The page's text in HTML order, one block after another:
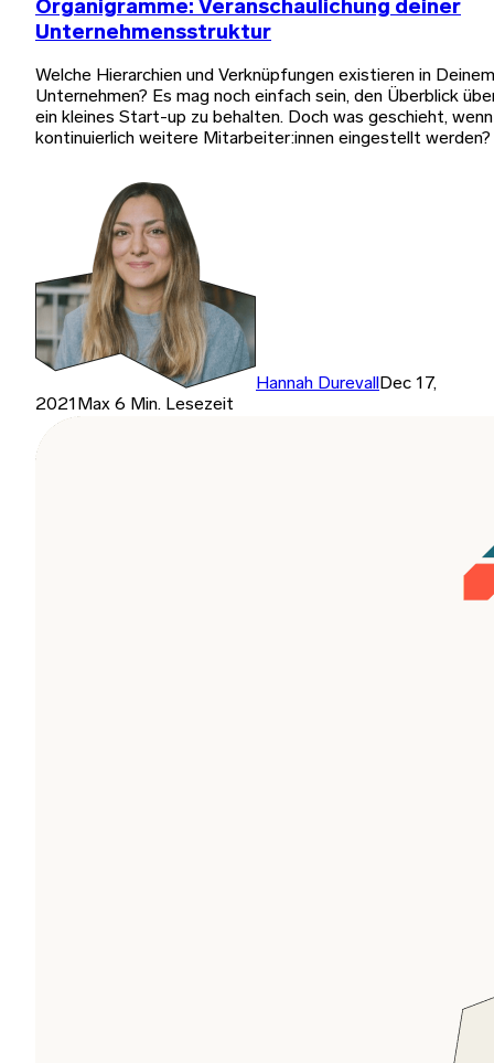
Organigramme: Veranschaulichung deiner
Unternehmensstruktur
Welche Hierarchien und Verknüpfungen existieren in Deinem
Unternehmen? Es mag noch einfach sein, den Überblick
ein kleines Start-up zu behalten. Doch was geschieht, wenn
kontinuierlich weitere Mitarbeiter:innen eingestellt werden?
Hannah DurevallDec 17,
2021Max 6 Min. Lesezeit